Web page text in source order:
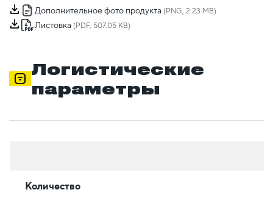
Дополнительное фото продукта (PNG, 2.23 MB)
Листовка (PDF, 507.05 KB)
Логистические
параметры
Количество